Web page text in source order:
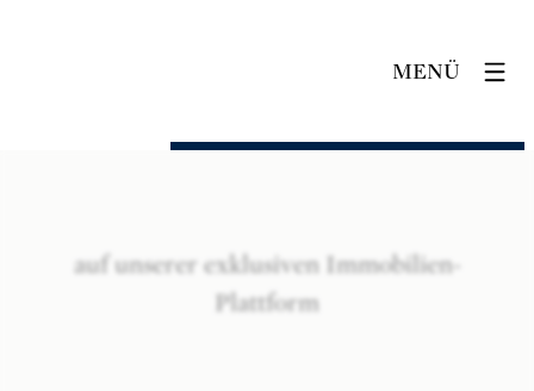
MENÜ
auf unserer exklusiven Immobilien-
Plattform